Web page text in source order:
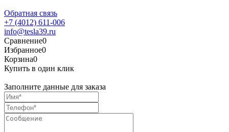
Обратная связь
+7 (4012) 611-006
info@tesla39.ru
Сравнение0
Избранное0
Корзина0
Купить в один клик
Заполните данные для заказа